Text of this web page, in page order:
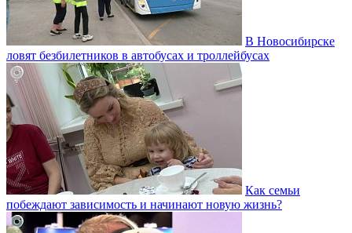
В Новосибирске
ловят безбилетников в автобусах и троллейбусах
Как семьи
побеждают зависимость и начинают новую жизнь?